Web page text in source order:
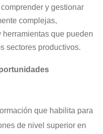
y gestionar
complejas,
que pueden
sectores productivos.
que habilita para
de nivel superior en